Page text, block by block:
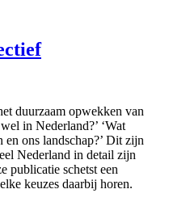
duurzaam opwekken van
in Nederland?’ ‘Wat
en ons landschap?’ Dit zijn
Nederland in detail zijn
publicatie schetst een
keuzes daarbij horen.